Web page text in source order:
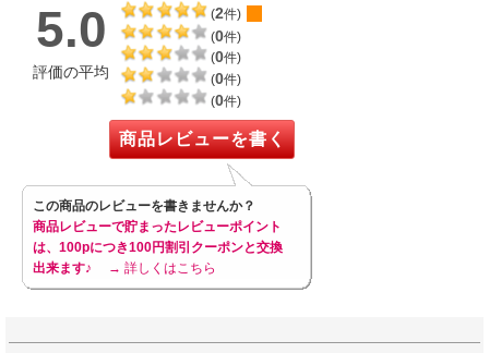
5.0
評価の平均
(2件)
(0件)
(0件)
(0件)
(0件)
商品レビューを書く
この商品のレビューを書きませんか？
商品レビューで貯まったレビューポイント
は、100pにつき100円割引クーポンと交換
出来ます♪
→ 詳しくはこちら